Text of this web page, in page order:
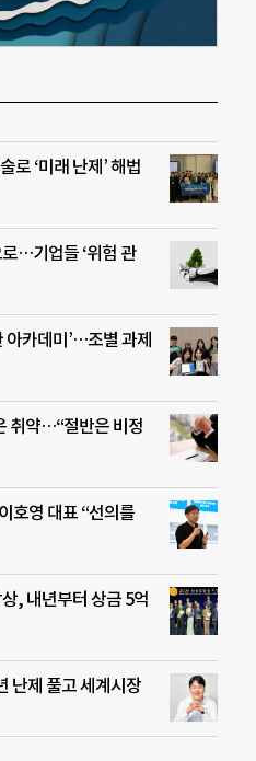
로 ‘미래 난제’ 해법
…기업들 ‘위험 관
아카데미’…조별 과제
취약…“절반은 비정
호영 대표 “선의를
, 내년부터 상금 5억
난제 풀고 세계시장